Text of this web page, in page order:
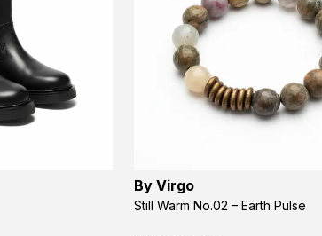
By Virgo
Still Warm No.02 – Earth Pulse